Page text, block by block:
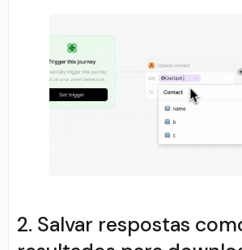
2. Salvar respostas